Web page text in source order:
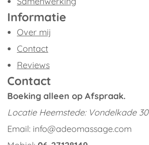
Informatie
Over mij
Contact
Reviews
Contact
Boeking alleen op Afspraak.
Locatie Heemstede: Vondelkade 30
Email: info@adeomassage.com